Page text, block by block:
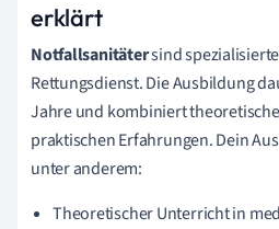
erklärt
Notfallsanitätersind
Rettungsdienst. Die Ausbildung
Jahre und kombiniert
praktischen Erfahrungen. Dein
unter anderem:
Theoretischer Unterricht in